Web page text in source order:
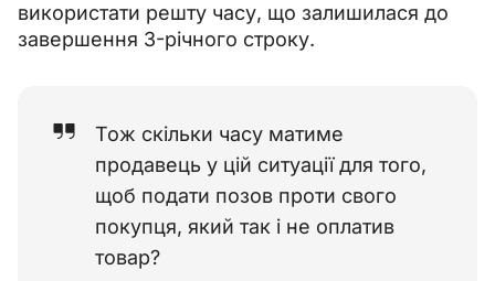
використати решту часу, що залишилася до
завершення 3-річного строку.
Тож скільки часу матиме
продавець у цій ситуації для того,
щоб подати позов проти свого
покупця, який так і не оплатив
товар?